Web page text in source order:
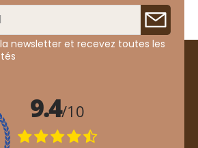
newsletter et recevez toutes les